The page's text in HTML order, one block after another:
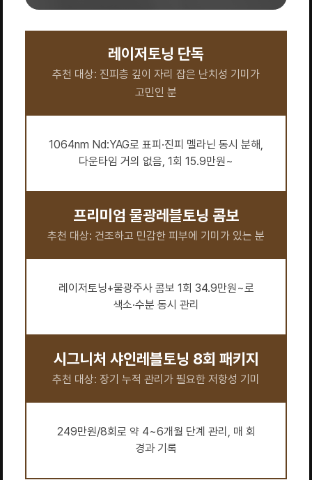
레이저토닝 단독
추천 대상: 진피층 깊이 자리 잡은 난치성 기미가
고민인 분
1064nm Nd:YAG로 표피·진피 멜라닌 동시 분해,
다운타임 거의 없음, 1회 15.9만원~
프리미엄 물광레블토닝 콤보
추천 대상: 건조하고 민감한 피부에 기미가 있는 분
레이저토닝+물광주사 콤보 1회 34.9만원~로
색소·수분 동시 관리
시그니처 샤인레블토닝 8회 패키지
추천 대상: 장기 누적 관리가 필요한 저항성 기미
249만원/8회로 약 4~6개월 단계 관리, 매 회
경과 기록